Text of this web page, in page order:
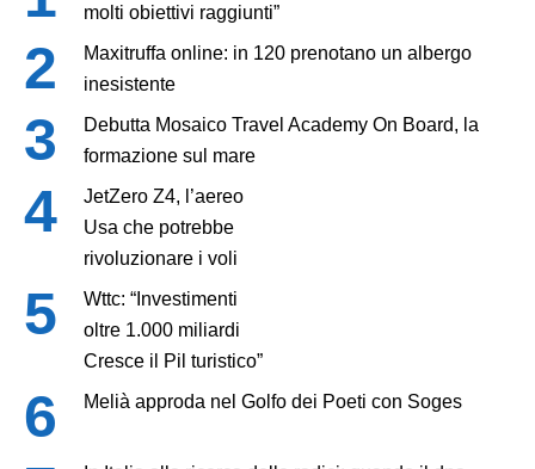
molti obiettivi raggiunti”
Maxitruffa online: in 120 prenotano un albergo
inesistente
Debutta Mosaico Travel Academy On Board, la
formazione sul mare
JetZero Z4, l’aereo
Usa che potrebbe
rivoluzionare i voli
Wttc: “Investimenti
oltre 1.000 miliardi
Cresce il Pil turistico”
Melià approda nel Golfo dei Poeti con Soges